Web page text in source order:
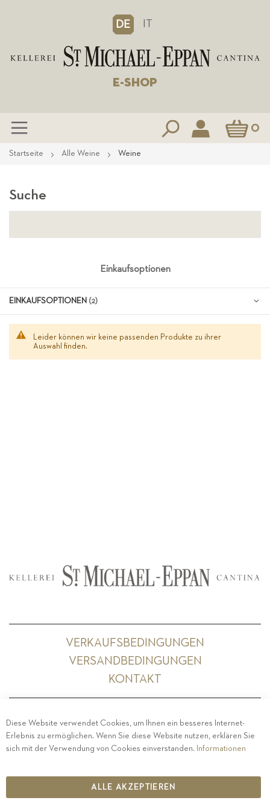
DE IT
E-SHOP
Mein 0
Zum
Startseite Alle Weine Weine
Leider können wir keine passenden Produkte zu ihrer
Auswahl finden.
Suche
Einkaufsoptionen
EINKAUFSOPTIONEN
VERKAUFSBEDINGUNGEN
VERSANDBEDINGUNGEN
KONTAKT
PRIVACY-IMPRESSUM- COOKIE POLICY-
ETHISCHER KODEX
IT00126670215
Diese Website verwendet Cookies, um Ihnen ein besseres Internet-
Erlebnis zu ermöglichen. Wenn Sie diese Website nutzen, erklären Sie
sich mit der Verwendung von Cookies einverstanden. Informationen
ALLE AKZEPTIEREN